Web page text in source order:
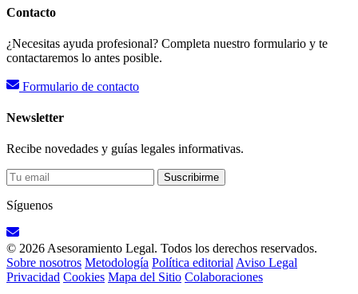
Contacto
¿Necesitas ayuda profesional? Completa nuestro formulario y te
contactaremos lo antes posible.
Formulario de contacto
Newsletter
Recibe novedades y guías legales informativas.
Suscribirme
Síguenos
© 2026 Asesoramiento Legal. Todos los derechos reservados.
Sobre nosotros Metodología Política editorial Aviso Legal
Privacidad Cookies Mapa del Sitio Colaboraciones